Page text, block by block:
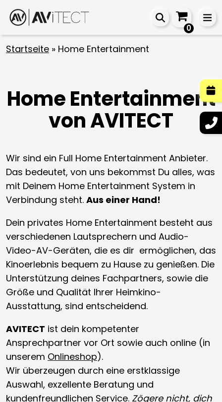
0
Startseite » Home Entertainment
Home Entertainment
von AVITECT
Wir sind ein Full Home Entertainment Anbieter.
Das bedeutet, von uns bekommst Du alles, was
mit Deinem Home Entertainment System in
Verbindung steht. Aus einer Hand!
Dein privates Home Entertainment besteht aus
verschiedenen Lautsprechern und Audio-
Video-AV-Geräten, die es dir ermöglichen, das
Kinoerlebnis bequem zu Hause zu genießen. Die
Unterstützung deines Fachpartners, sowie die
Größe und Qualität Ihrer Heimkino-
Ausstattung, sind entscheidend.
AVITECT ist dein kompetenter
Ansprechpartner vor Ort sowie auch online (in
unserem Onlineshop).
Wir überzeugen durch eine erstklassige
Auswahl, exzellente Beratung und
kundenfreundlichen Service. Zögere nicht, dich